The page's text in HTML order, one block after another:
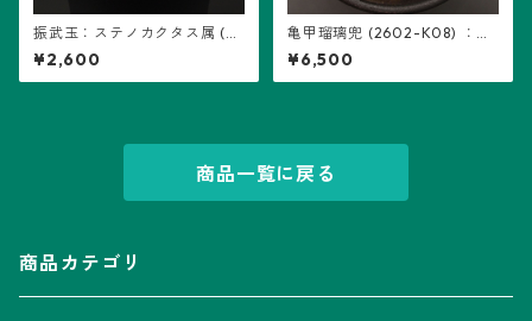
振武玉：ステノカクタス属 (B
08) ※実生
¥2,600
亀甲瑠璃兜 (2602-K08) ：ア
ストロフィツム属 ※実生
¥6,500
商品一覧に戻る
商品カテゴリ